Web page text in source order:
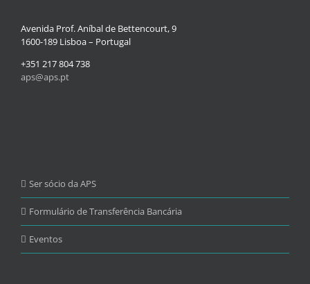
Avenida Prof. Aníbal de Bettencourt, 9
1600-189 Lisboa – Portugal
+351 217 804 738
aps@aps.pt
Ser sócio da APS
Formulário de Transferência Bancária
Eventos